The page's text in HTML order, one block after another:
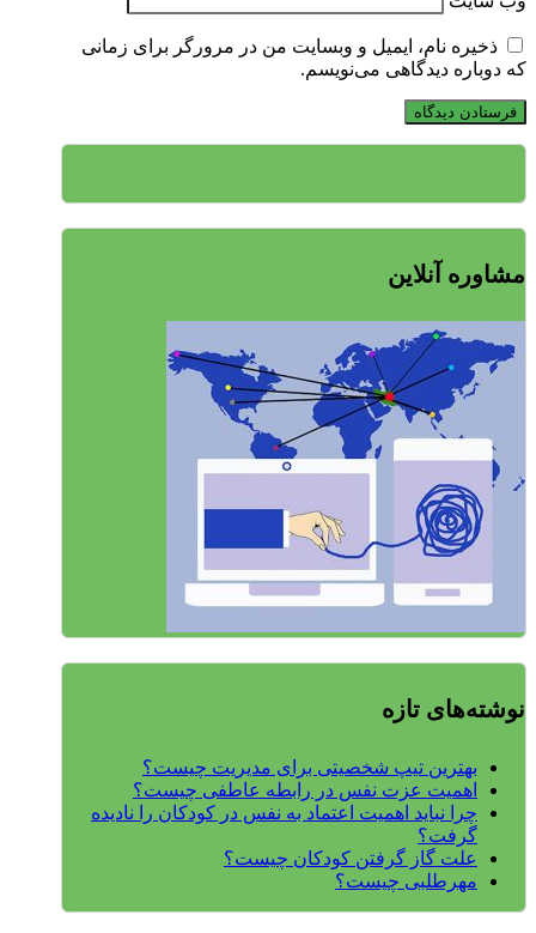
ذخیره نام، ایمیل و وبسایت من در مرورگر برای زمانی
که دوباره دیدگاهی می‌نویسم.
مشاوره آنلاین
نوشته‌های تازه
بهترین تیپ شخصیتی برای مدیریت چیست؟
اهمیت عزت نفس در رابطه عاطفی چیست؟
چرا نباید اهمیت اعتماد به نفس در کودکان را نادیده
گرفت؟
علت گاز گرفتن کودکان چیست؟
مهرطلبی چیست؟